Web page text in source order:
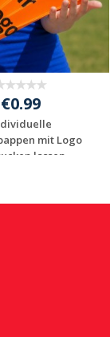
€0.99
mit Logo
lassen